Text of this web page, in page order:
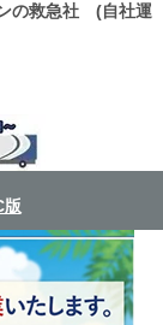
の救急社 (自社運
版